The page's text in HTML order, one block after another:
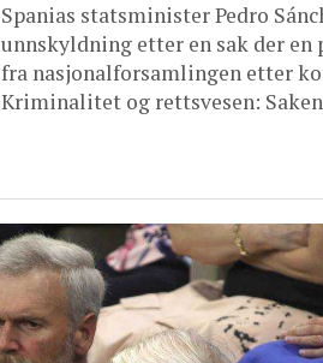
Spanias statsminister Pedro
unnskyldning etter en sak der
fra nasjonalforsamlingen etter
Kriminalitet og rettsvesen: